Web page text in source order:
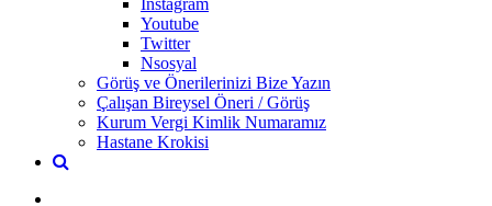
Youtube
Twitter
Nsosyal
Görüş ve Önerilerinizi Bize Yazın
Çalışan Bireysel Öneri / Görüş
Kurum Vergi Kimlik Numaramız
Hastane Krokisi